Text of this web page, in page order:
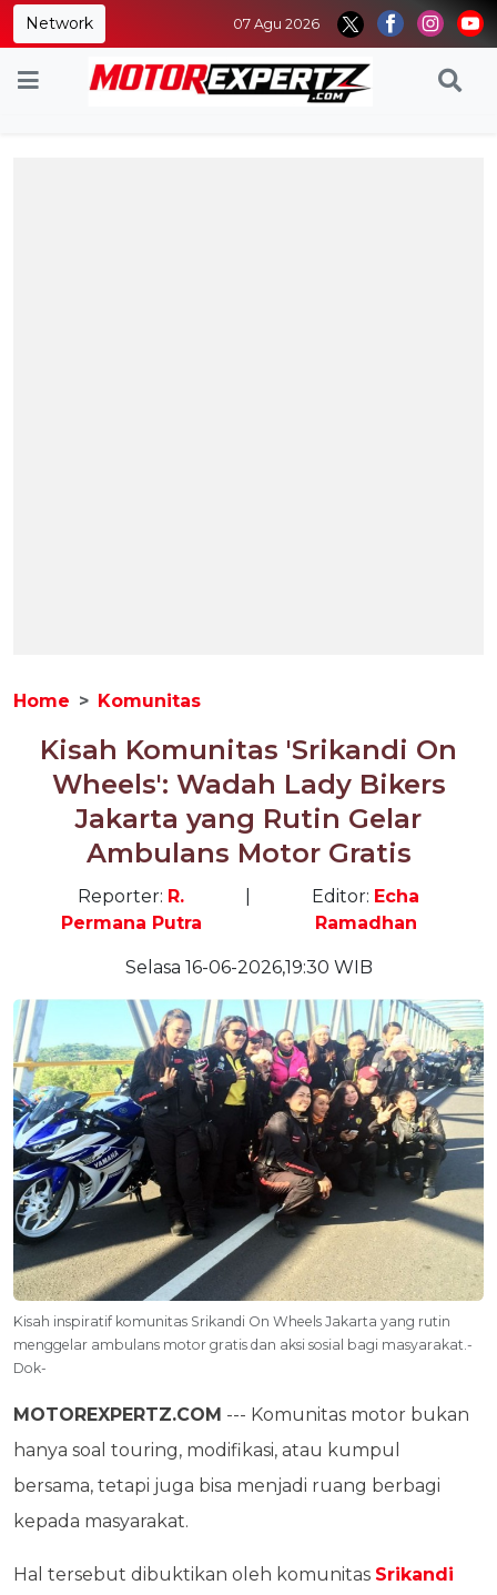
Network 07 Agu 2026
Home Komunitas
Kisah Komunitas 'Srikandi On
Wheels': Wadah Lady Bikers
Jakarta yang Rutin Gelar
Ambulans Motor Gratis
Reporter: R.
Permana Putra
Editor: Echa
Ramadhan
Selasa 16-06-2026,19:30 WIB
Kisah inspiratif komunitas Srikandi On Wheels Jakarta yang rutin
menggelar ambulans motor gratis dan aksi sosial bagi masyarakat.-
Dok-
MOTOREXPERTZ.COM --- Komunitas motor bukan
hanya soal touring, modifikasi, atau kumpul
bersama, tetapi juga bisa menjadi ruang berbagi
kepada masyarakat.
Hal tersebut dibuktikan oleh komunitas Srikandi